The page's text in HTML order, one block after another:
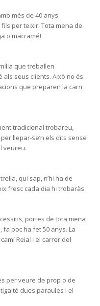
més de 40 anys
per teixir. Tota mena de
o macramé!
que treballen
als seus clients. Això no és
que preparen la carn
tradicional trobareu,
llepar-se’n els dits sense
veureu.
qui sap, n’hi ha de
fresc cada dia hi trobaràs.
portes de tota mena
poc ha fet 50 anys. La
Reial i el carrer del
per veure de prop o de
té dues paraules i el